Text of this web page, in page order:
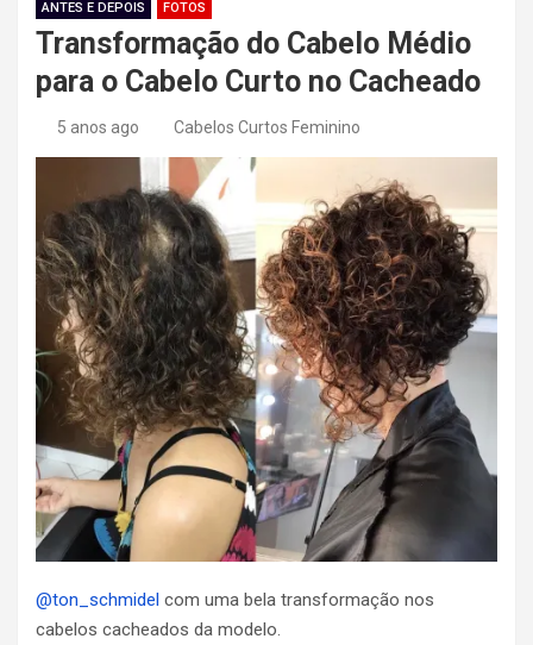
ANTES E DEPOIS FOTOS
Transformação do Cabelo Médio
para o Cabelo Curto no Cacheado
5 anos ago Cabelos Curtos Feminino
@ton_schmidel com uma bela transformação nos
cabelos cacheados da modelo.